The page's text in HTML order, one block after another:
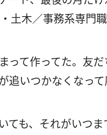
土木／事務系専門職
って作ってた。友
追いつかなくなっ
ても、それがいつ